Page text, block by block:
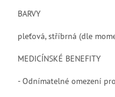
BARVY
pleťová, stříbrná (dle
MEDICÍNSKÉ BENEFITY
- Odnímatelné omezení